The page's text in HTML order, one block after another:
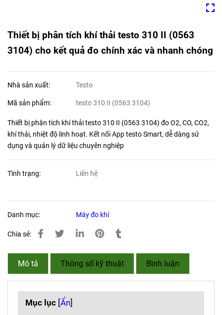
Thiết bị phân tích khí thải testo 310 II (0563
3104) cho kết quả đo chính xác và nhanh chóng
Nhà sản xuất: Testo
Mã sản phẩm: testo 310 II (0563 3104)
Thiết bị phân tích khí thải testo 310 II (0563 3104) đo O2, CO, CO2,
khí thải, nhiệt độ linh hoạt. Kết nối App testo Smart, dễ dàng sử
dụng và quản lý dữ liệu chuyên nghiệp
Tình trạng: Liên hệ
Danh mục: Máy đo khí
Chia sẻ:
Mô tả Thông số kỹ thuật Bình luận
Mục lục [Ẩn]